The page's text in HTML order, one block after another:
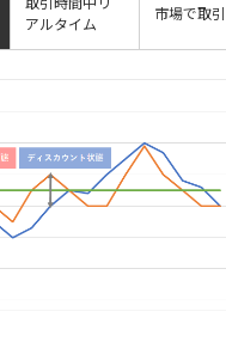
アルタイム
市場で取